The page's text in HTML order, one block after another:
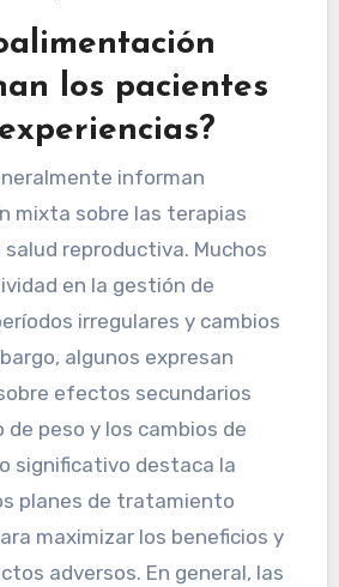
los pacientes
informan
mixta sobre las terapias
reproductiva. Muchos
en la gestión de
irregulares y cambios
algunos expresan
efectos secundarios
peso y los cambios de
significativo destaca la
planes de tratamiento
maximizar los beneficios y
adversos. En general, las